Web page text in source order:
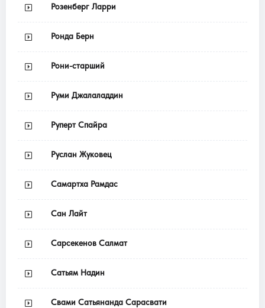
Розенберг Ларри
Ронда Берн
Рони-старший
Руми Джалаладдин
Руперт Спайра
Руслан Жуковец
Самартха Рамдас
Сан Лайт
Сарсекенов Салмат
Сатьям Надин
Свами Сатьянанда Сарасвати